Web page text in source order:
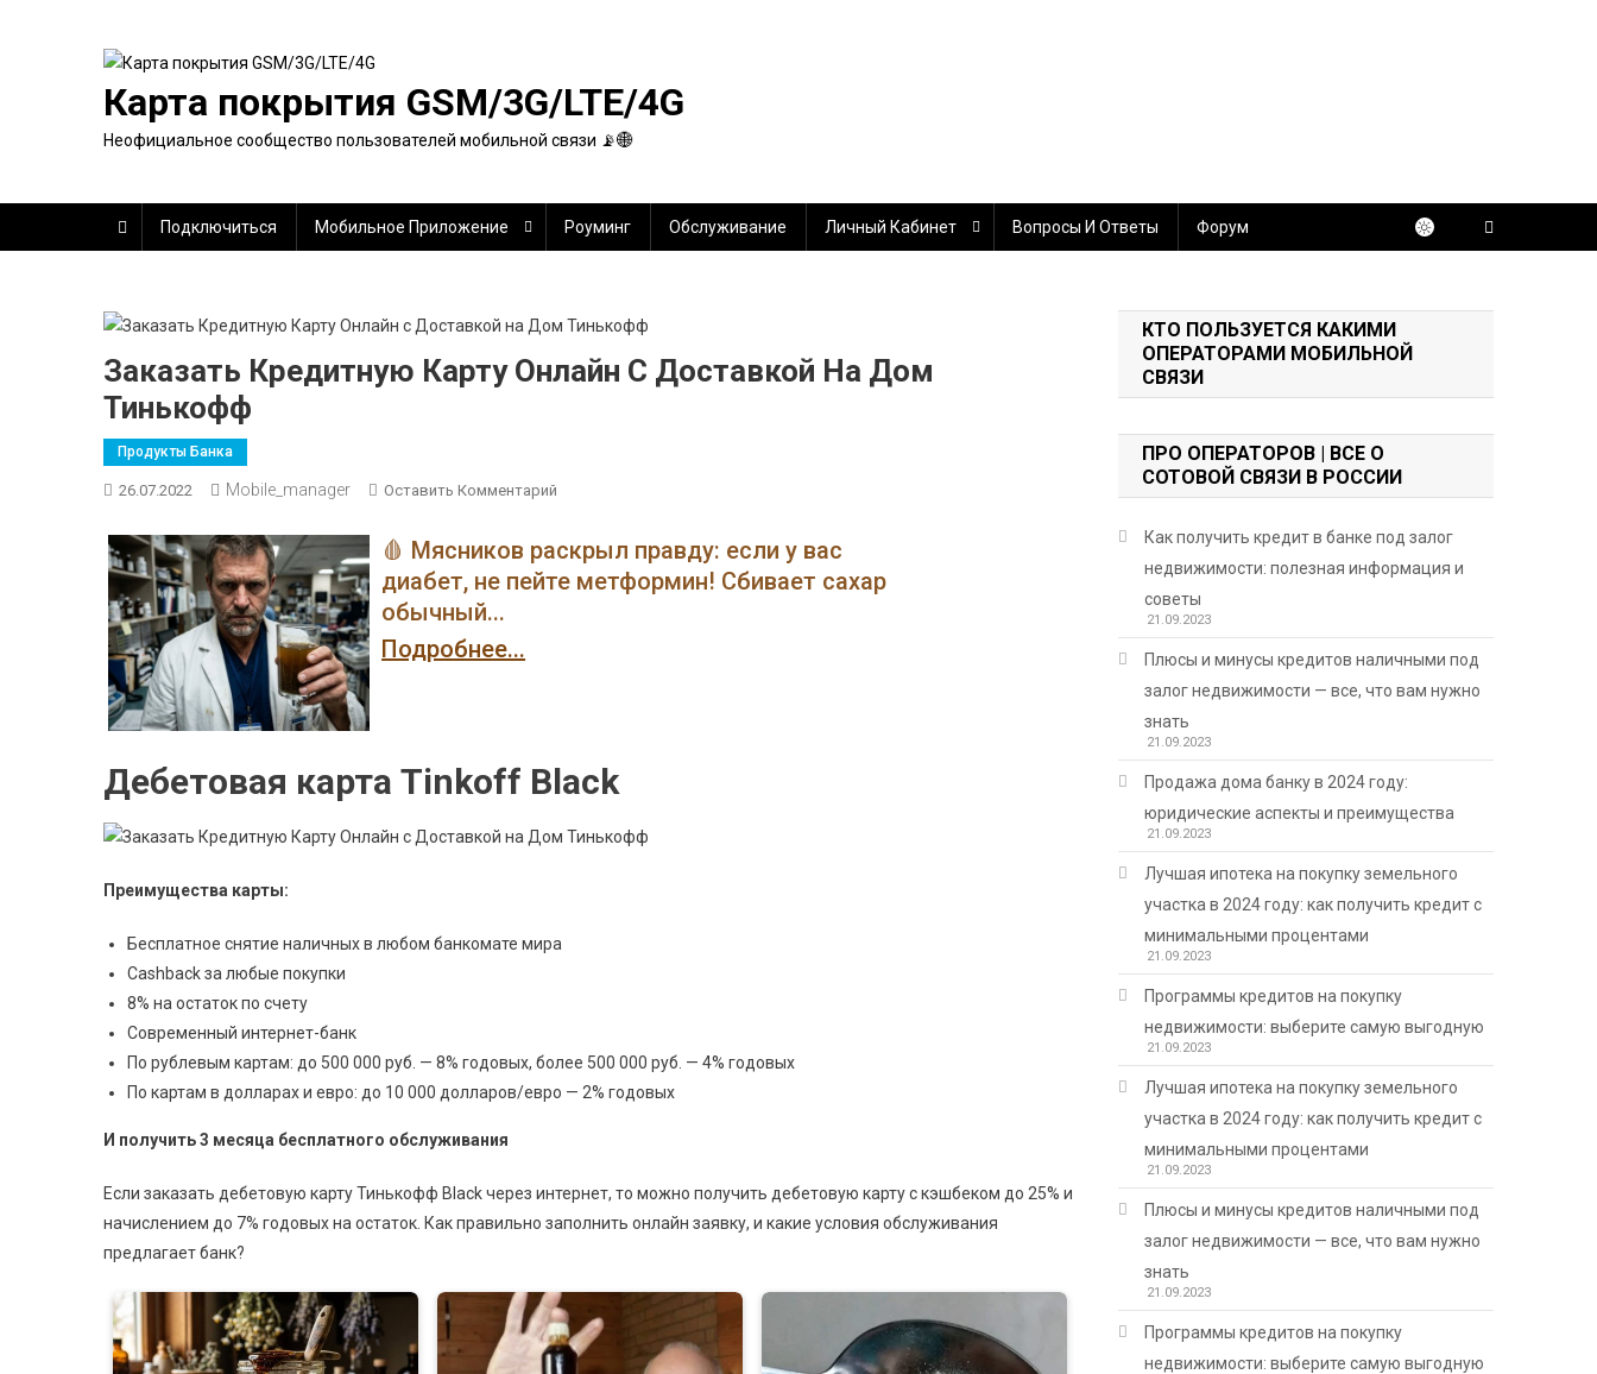
содержимому
Карта покрытия GSM/3G/LTE/4G
Неофициальное сообщество пользователей мобильной связи 📡🌐
Подключиться Мобильное Приложение Роуминг Обслуживание Личный Кабинет Вопросы И Ответы Форум
Заказать Кредитную Карту Онлайн С Доставкой На Дом
Тинькофф
Продукты Банка
26.07.2022 Mobile_manager Оставить Комментарий
Кредитную
🩸 Мясников раскрыл правду: если у вас
диабет, не пейте метформин! Сбивает сахар
обычный...
Подробнее...
Дебетовая карта Tinkoff Black
Преимущества карты:
Бесплатное снятие наличных в любом банкомате мира
Cashback за любые покупки
8% на остаток по счету
Современный интернет-банк
По рублевым картам: до 500 000 руб. — 8% годовых, более 500 000 руб. — 4% годовых
По картам в долларах и евро: до 10 000 долларов/евро — 2% годовых
И получить 3 месяца бесплатного обслуживания
Если заказать дебетовую карту Тинькофф Black через интернет, то можно получить дебетовую карту с кэшбеком до 25% и
начислением до 7% годовых на остаток. Как правильно заполнить онлайн заявку, и какие условия обслуживания
предлагает банк?
КТО ПОЛЬЗУЕТСЯ КАКИМИ
ОПЕРАТОРАМИ МОБИЛЬНОЙ
СВЯЗИ
ПРО ОПЕРАТОРОВ | ВСЕ О
СОТОВОЙ СВЯЗИ В РОССИИ
Как получить кредит в банке под залог
недвижимости: полезная информация и
советы
21.09.2023
Плюсы и минусы кредитов наличными под
залог недвижимости — все, что вам нужно
знать
21.09.2023
Продажа дома банку в 2024 году:
юридические аспекты и преимущества
21.09.2023
Лучшая ипотека на покупку земельного
участка в 2024 году: как получить кредит с
минимальными процентами
21.09.2023
Программы кредитов на покупку
недвижимости: выберите самую выгодную
21.09.2023
Лучшая ипотека на покупку земельного
участка в 2024 году: как получить кредит с
минимальными процентами
21.09.2023
Плюсы и минусы кредитов наличными под
залог недвижимости — все, что вам нужно
знать
21.09.2023
Программы кредитов на покупку
недвижимости: выберите самую выгодную